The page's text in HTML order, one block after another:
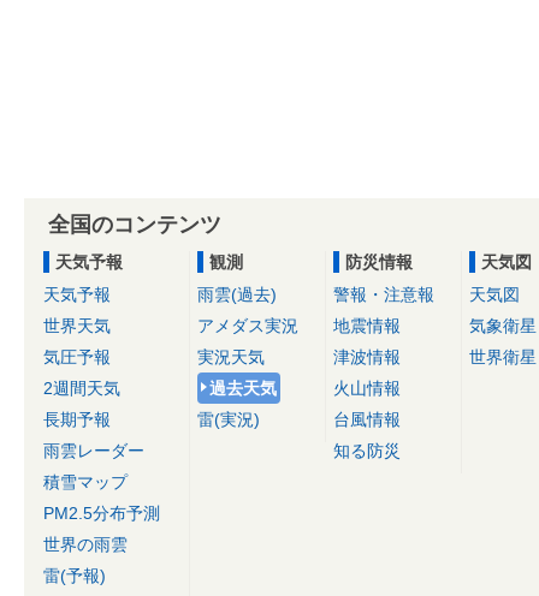
全国のコンテンツ
天気予報
天気予報
世界天気
気圧予報
2週間天気
長期予報
雨雲レーダー
積雪マップ
PM2.5分布予測
世界の雨雲
雷(予報)
観測
雨雲(過去)
アメダス実況
実況天気
過去天気
雷(実況)
防災情報
警報・注意報
地震情報
津波情報
火山情報
台風情報
知る防災
天気図
天気図
気象衛星
世界衛星